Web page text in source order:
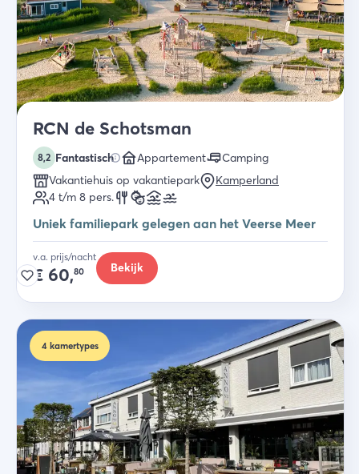
RCN de Schotsman
8,2 Fantastisch Appartement
Camping
Vakantiehuis op vakantiepark
Kamperland
4 t/m 8 pers.
Uniek familiepark gelegen aan het Veerse Meer
v.a. prijs/nacht
€ 60,80 Bekijk
4 kamertypes